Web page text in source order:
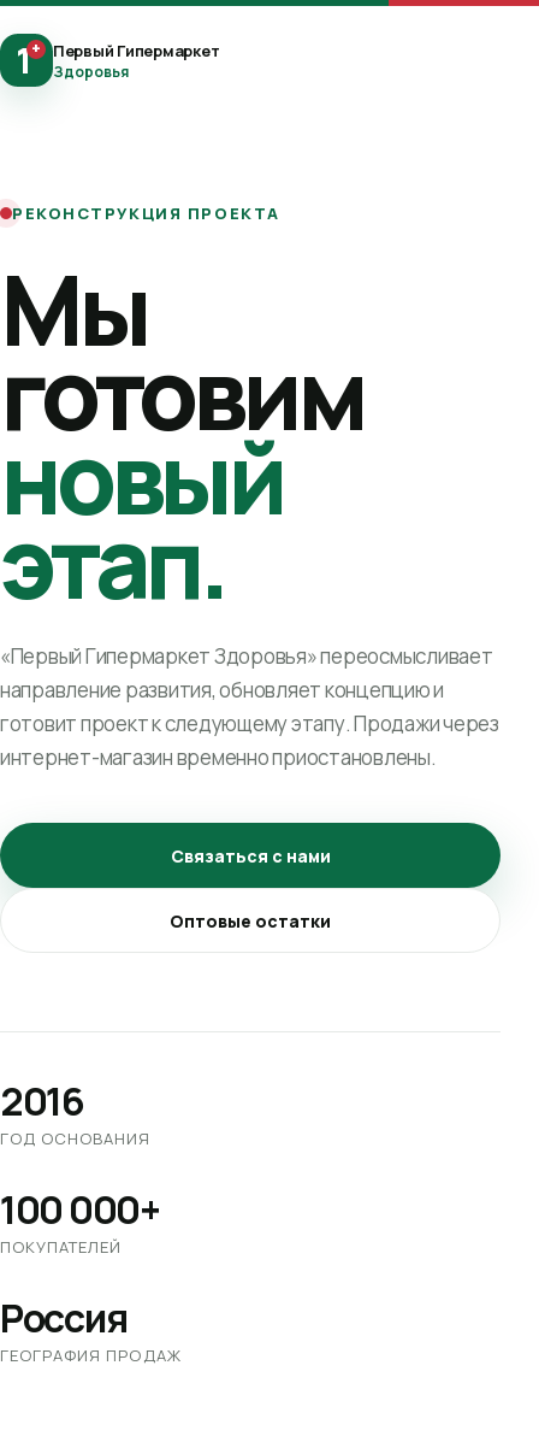
1+ Первый Гипермаркет
Здоровья
РЕКОНСТРУКЦИЯ ПРОЕКТА
Мы
готовим
новый
этап.
«Первый Гипермаркет Здоровья» переосмысливает
направление развития, обновляет концепцию и
готовит проект к следующему этапу. Продажи через
интернет-магазин временно приостановлены.
Связаться с нами
Оптовые остатки
2016
ГОД ОСНОВАНИЯ
100 000+
ПОКУПАТЕЛЕЙ
Россия
ГЕОГРАФИЯ ПРОДАЖ